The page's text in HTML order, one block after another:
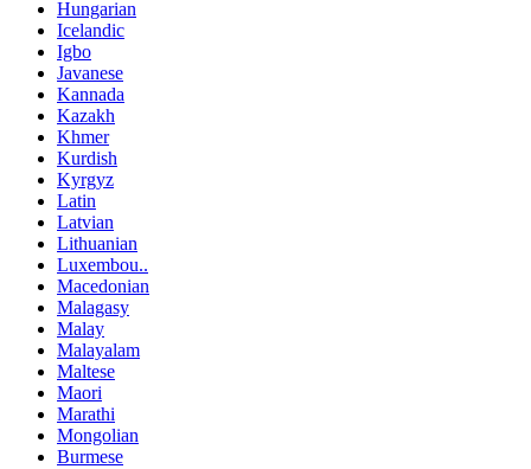
Hungarian
Icelandic
Igbo
Javanese
Kannada
Kazakh
Khmer
Kurdish
Kyrgyz
Latin
Latvian
Lithuanian
Luxembou..
Macedonian
Malagasy
Malay
Malayalam
Maltese
Maori
Marathi
Mongolian
Burmese